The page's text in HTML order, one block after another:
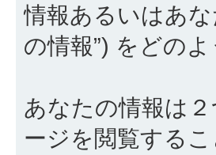
情報あるいはあ
の情報”) をどの
あなたの情報は
ージを閲覧する